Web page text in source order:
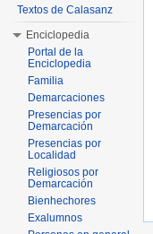
Textos de Calasanz
Enciclopedia
Portal de la
Enciclopedia
Familia
Demarcaciones
Presencias por
Demarcación
Presencias por
Localidad
Religiosos por
Demarcación
Bienhechores
Exalumnos